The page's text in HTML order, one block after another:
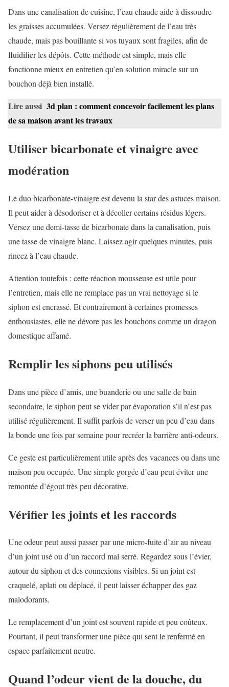
Dans une canalisation de cuisine, l’eau chaude aide à dissoudre
les graisses accumulées. Versez régulièrement de l’eau très
chaude, mais pas bouillante si vos tuyaux sont fragiles, afin de
fluidifier les dépôts. Cette méthode est simple, mais elle
fonctionne mieux en entretien qu’en solution miracle sur un
bouchon déjà bien installé.
Lire aussi 3d plan : comment concevoir facilement les plans
de sa maison avant les travaux
Utiliser bicarbonate et vinaigre avec
modération
Le duo bicarbonate-vinaigre est devenu la star des astuces maison.
Il peut aider à désodoriser et à décoller certains résidus légers.
Versez une demi-tasse de bicarbonate dans la canalisation, puis
une tasse de vinaigre blanc. Laissez agir quelques minutes, puis
rincez à l’eau chaude.
Attention toutefois : cette réaction mousseuse est utile pour
l’entretien, mais elle ne remplace pas un vrai nettoyage si le
siphon est encrassé. Et contrairement à certaines promesses
enthousiastes, elle ne dévore pas les bouchons comme un dragon
domestique affamé.
Remplir les siphons peu utilisés
Dans une pièce d’amis, une buanderie ou une salle de bain
secondaire, le siphon peut se vider par évaporation s’il n’est pas
utilisé régulièrement. Il suffit parfois de verser un peu d’eau dans
la bonde une fois par semaine pour recréer la barrière anti-odeurs.
Ce geste est particulièrement utile après des vacances ou dans une
maison peu occupée. Une simple gorgée d’eau peut éviter une
remontée d’égout très peu décorative.
Vérifier les joints et les raccords
Une odeur peut aussi passer par une micro-fuite d’air au niveau
d’un joint usé ou d’un raccord mal serré. Regardez sous l’évier,
autour du siphon et des connexions visibles. Si un joint est
craquelé, aplati ou déplacé, il peut laisser échapper des gaz
malodorants.
Le remplacement d’un joint est souvent rapide et peu coûteux.
Pourtant, il peut transformer une pièce qui sent le renfermé en
espace parfaitement neutre.
Quand l’odeur vient de la douche, du